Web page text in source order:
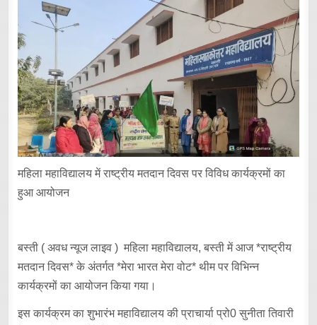
महिला महाविद्यालय में राष्ट्रीय मतदान दिवस पर विविध कार्यक्रमों का
हुआ आयोजन
बस्ती ( अवध न्यूज लाइव ) महिला महाविद्यालय, बस्ती में आज *राष्ट्रीय
मतदान दिवस* के अंतर्गत *मेरा भारत मेरा वोट* थीम पर विभिन्न
कार्यक्रमों का आयोजन किया गया।
इस कार्यक्रम का शुभारंभ महाविद्यालय की प्राचार्या प्रो0 सुनीता तिवारी